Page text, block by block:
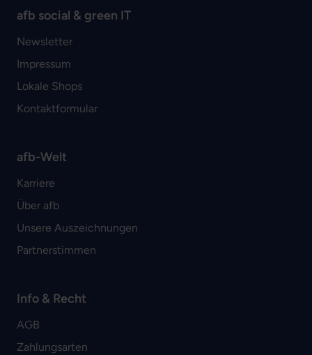
afb social & green IT
Newsletter
Impressum
Lokale Shops
Kontaktformular
afb-Welt
Karriere
Über afb
Unsere Auszeichnungen
Partnerstimmen
Info & Recht
AGB
Zahlungsarten